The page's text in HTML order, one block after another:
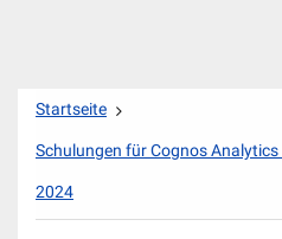
Zum
springen
Startseite
Schulungen für Cognos
2024